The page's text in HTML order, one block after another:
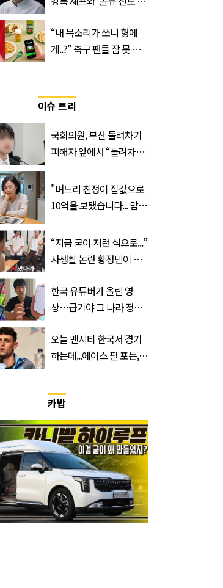
“내 목소리가 쏘니 형에
게..?” 축구 팬들 잠 못 들
이슈 트리
국회의원, 부산 돌려차기
피해자 앞에서 “돌려차기
"며느리 친정이 집값으로
10억을 보탰습니다... 맘이
“지금 굳이 저런 식으로...”
사생활 논란 황정민이 곧
한국 유튜버가 올린 영
상…급기야 그 나라 정부
오늘 맨시티 한국서 경기
하는데...에이스 필 포든,
카밥